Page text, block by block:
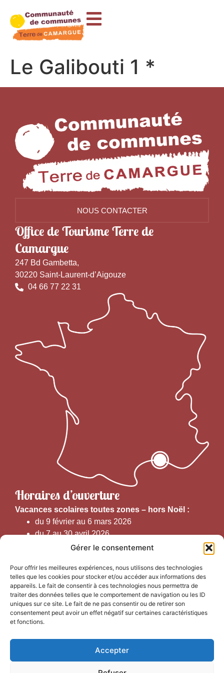
Gérer le consentement
Pour offrir les meilleures expériences, nous utilisons des technologies
telles que les cookies pour stocker et/ou accéder aux informations des
appareils. Le fait de consentir à ces technologies nous permettra de
traiter des données telles que le comportement de navigation ou les ID
uniques sur ce site. Le fait de ne pas consentir ou de retirer son
consentement peut avoir un effet négatif sur certaines caractéristiques
et fonctions.
Accepter
principal
Le Galibouti 1 *
NOUS CONTACTER
Office de Tourisme Terre de
Camargue
247 Bd Gambetta,
30220 Saint-Laurent-d’Aigouze
04 66 77 22 31
Horaires d’ouverture
Vacances scolaires toutes zones – hors Noël :
du 9 février au 6 mars 2026
du 7 au 30 avril 2026
du 1er juin au 30 septembre 2026
Horaires d’ouverture au public :
Du 1er septembre au 30 juin 2026 (hors juillet et août)
du lundi au vendredi de 9h50 à 12h30 et de
Du 1er juillet au 31 août 2026